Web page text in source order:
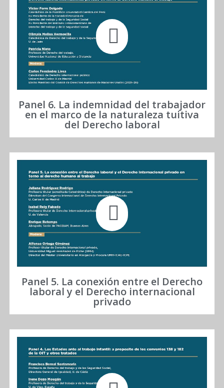
Panel 6. La indemnidad del trabajador
en el marco de la naturaleza tuitiva
del Derecho laboral
Panel 5. La conexión entre el Derecho
laboral y el Derecho internacional
privado